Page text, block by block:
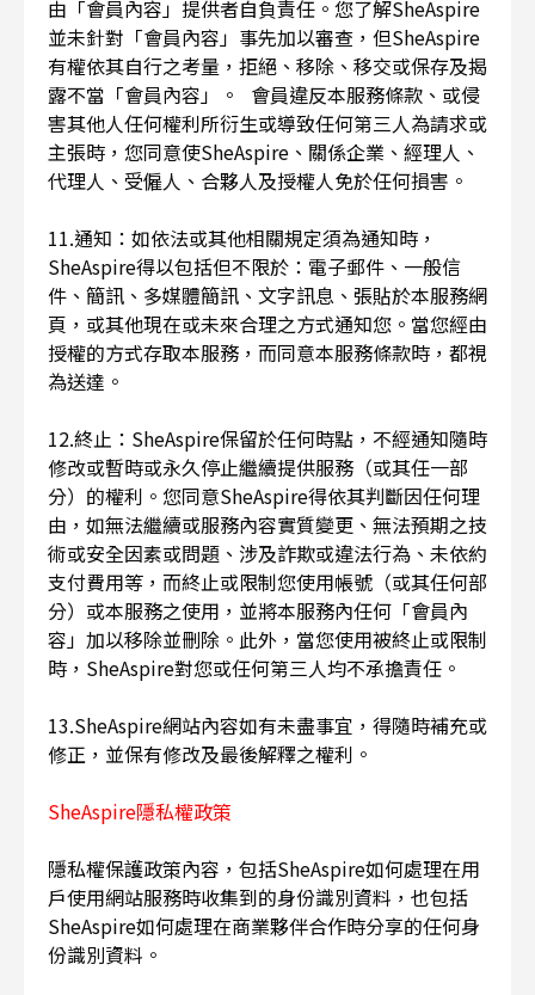
由「會員內容」提供者自負責任。您了解SheAspire
並未針對「會員內容」事先加以審查，但SheAspire
有權依其自行之考量，拒絕、移除、移交或保存及揭
露不當「會員內容」。 會員違反本服務條款、或侵
害其他人任何權利所衍生或導致任何第三人為請求或
主張時，您同意使SheAspire、關係企業、經理人、
代理人、受僱人、合夥人及授權人免於任何損害。
11.通知：如依法或其他相關規定須為通知時，
SheAspire得以包括但不限於：電子郵件、一般信
件、簡訊、多媒體簡訊、文字訊息、張貼於本服務網
頁，或其他現在或未來合理之方式通知您。當您經由
授權的方式存取本服務，而同意本服務條款時，都視
為送達。
12.終止：SheAspire保留於任何時點，不經通知隨時
修改或暫時或永久停止繼續提供服務（或其任一部
分）的權利。您同意SheAspire得依其判斷因任何理
由，如無法繼續或服務內容實質變更、無法預期之技
術或安全因素或問題、涉及詐欺或違法行為、未依約
支付費用等，而終止或限制您使用帳號（或其任何部
分）或本服務之使用，並將本服務內任何「會員內
容」加以移除並刪除。此外，當您使用被終止或限制
時，SheAspire對您或任何第三人均不承擔責任。
13.SheAspire網站內容如有未盡事宜，得隨時補充或
修正，並保有修改及最後解釋之權利。
SheAspire隱私權政策
隱私權保護政策內容，包括SheAspire如何處理在用
戶使用網站服務時收集到的身份識別資料，也包括
SheAspire如何處理在商業夥伴合作時分享的任何身
份識別資料。